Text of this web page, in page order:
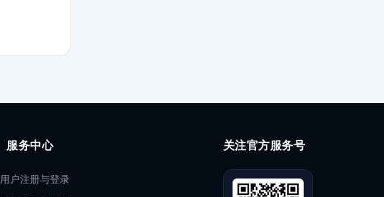
服务中心
用户注册与登录
关注官方服务号